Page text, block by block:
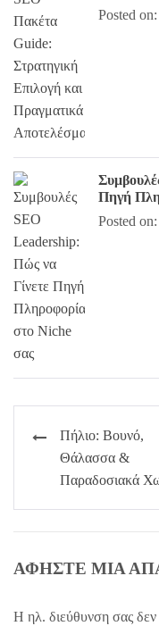
Posted
Πηγή
Posted
Πλοήγηση
άρθρων
Πήλιο: Βουνό,
Θάλασσα &
Παραδοσιακά
ΑΦΉΣΤΕ ΜΙΑ
Η ηλ. διεύθυνση σας δεν